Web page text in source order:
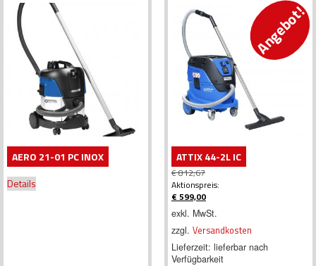
AERO 21-01 PC INOX
Details
Angebot!
ATTIX 44-2L IC
€812,67
Ursprünglicher
Preis
war:
€ 812,67
Aktionspreis:
€ 599,00
Aktueller
Preis
ist:
€ 599,00.
exkl. MwSt.
zzgl. Versandkosten
Lieferzeit: lieferbar nach
Verfügbarkeit